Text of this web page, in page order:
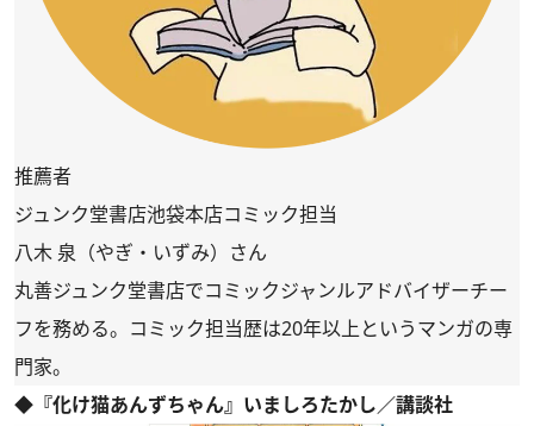
推薦者
ジュンク堂書店池袋本店コミック担当
八木 泉（やぎ・いずみ）さん
丸善ジュンク堂書店でコミックジャンルアドバイザーチー
フを務める。コミック担当歴は20年以上というマンガの専
門家。
◆『化け猫あんずちゃん』いましろたかし／講談社